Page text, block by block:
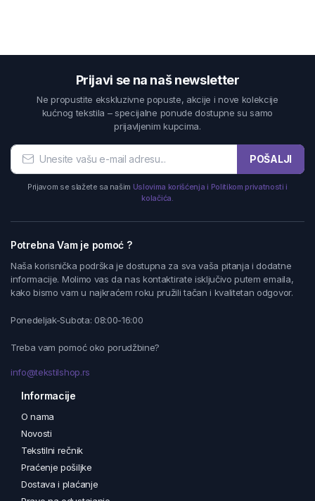
Prijavi se na naš newsletter
Ne propustite ekskluzivne popuste, akcije i nove kolekcije
kućnog tekstila – specijalne ponude dostupne su samo
prijavljenim kupcima.
POŠALJI
Prijavom se slažete sa našim Uslovima korišćenja i Politikom privatnosti i
kolačića.
Potrebna Vam je pomoć ?
Naša korisnička podrška je dostupna za sva vaša pitanja i dodatne
informacije. Molimo vas da nas kontaktirate isključivo putem emaila,
kako bismo vam u najkraćem roku pružili tačan i kvalitetan odgovor.
Ponedeljak-Subota: 08:00-16:00
Treba vam pomoć oko porudžbine?
info@tekstilshop.rs
Informacije
O nama
Novosti
Tekstilni rečnik
Praćenje pošiljke
Dostava i plaćanje